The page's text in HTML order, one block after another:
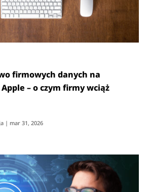
firmowych danych na
– o czym firmy wciąż
| mar 31, 2026